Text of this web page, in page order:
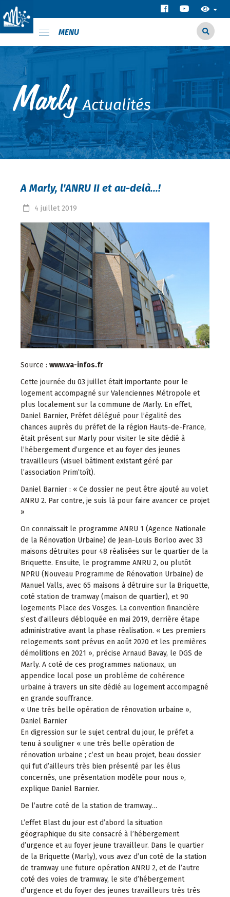
MENU
Actualités
A Marly, l'ANRU II et au-delà...!
4 juillet 2019
Source : www.va-infos.fr
Cette journée du 03 juillet était importante pour le
logement accompagné sur Valenciennes Métropole et
plus localement sur la commune de Marly. En effet,
Daniel Barnier, Préfet délégué pour l’égalité des
chances auprès du préfet de la région Hauts-de-France,
était présent sur Marly pour visiter le site dédié à
l’hébergement d’urgence et au foyer des jeunes
travailleurs (visuel bâtiment existant géré par
l’association Prim’toît).
Daniel Barnier : « Ce dossier ne peut être ajouté au volet
ANRU 2. Par contre, je suis là pour faire avancer ce projet
»
On connaissait le programme ANRU 1 (Agence Nationale
de la Rénovation Urbaine) de Jean-Louis Borloo avec 33
maisons détruites pour 48 réalisées sur le quartier de la
Briquette. Ensuite, le programme ANRU 2, ou plutôt
NPRU (Nouveau Programme de Rénovation Urbaine) de
Manuel Valls, avec 65 maisons à détruire sur la Briquette,
coté station de tramway (maison de quartier), et 90
logements Place des Vosges. La convention financière
s’est d’ailleurs débloquée en mai 2019, derrière étape
administrative avant la phase réalisation. « Les premiers
relogements sont prévus en août 2020 et les premières
démolitions en 2021 », précise Arnaud Bavay, le DGS de
Marly. A coté de ces programmes nationaux, un
appendice local pose un problème de cohérence
urbaine à travers un site dédié au logement accompagné
en grande souffrance.
« Une très belle opération de rénovation urbaine »,
Daniel Barnier
En digression sur le sujet central du jour, le préfet a
tenu à souligner « une très belle opération de
rénovation urbaine ; c’est un beau projet, beau dossier
qui fut d’ailleurs très bien présenté par les élus
concernés, une présentation modèle pour nous »,
explique Daniel Barnier.
De l’autre coté de la station de tramway…
L’effet Blast du jour est d’abord la situation
géographique du site consacré à l’hébergement
d’urgence et au foyer jeune travailleur. Dans le quartier
de la Briquette (Marly), vous avez d’un coté de la station
de tramway une future opération ANRU 2, et de l’autre
coté des voies de tramway, le site d’hébergement
d’urgence et du foyer des jeunes travailleurs très très